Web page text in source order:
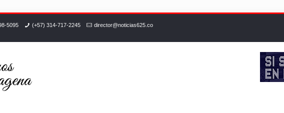
5095 (+57) 314-717-2245 director@noticias625.co